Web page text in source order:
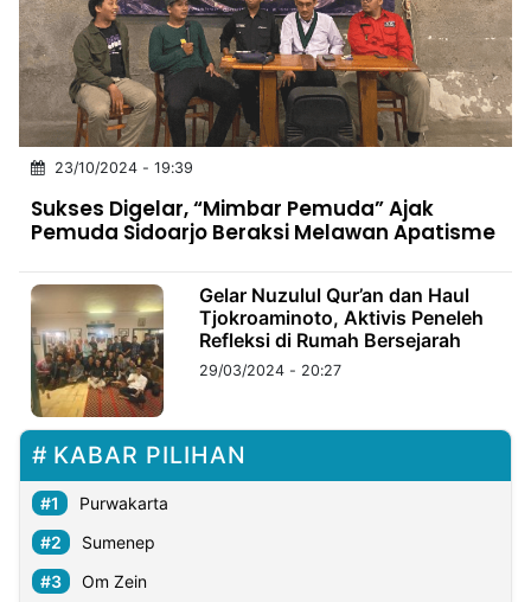
INDONESIA
Partner
Insight
Suara
Lens
Daily
Jalan
Idealita
Kita
Dinamikapost.com
Radar
Seedbacklink
Kabarbaru
23/10/2024 - 19:39
Sukses Digelar, “Mimbar Pemuda” Ajak
Pemuda Sidoarjo Beraksi Melawan Apatisme
Gelar Nuzulul Qur’an dan Haul
Tjokroaminoto, Aktivis Peneleh
Refleksi di Rumah Bersejarah
29/03/2024 - 20:27
KABAR PILIHAN
Purwakarta
Sumenep
Om Zein